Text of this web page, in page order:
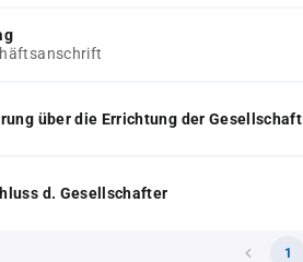
über die Errichtung der Gesellschaft
d. Gesellschafter
1